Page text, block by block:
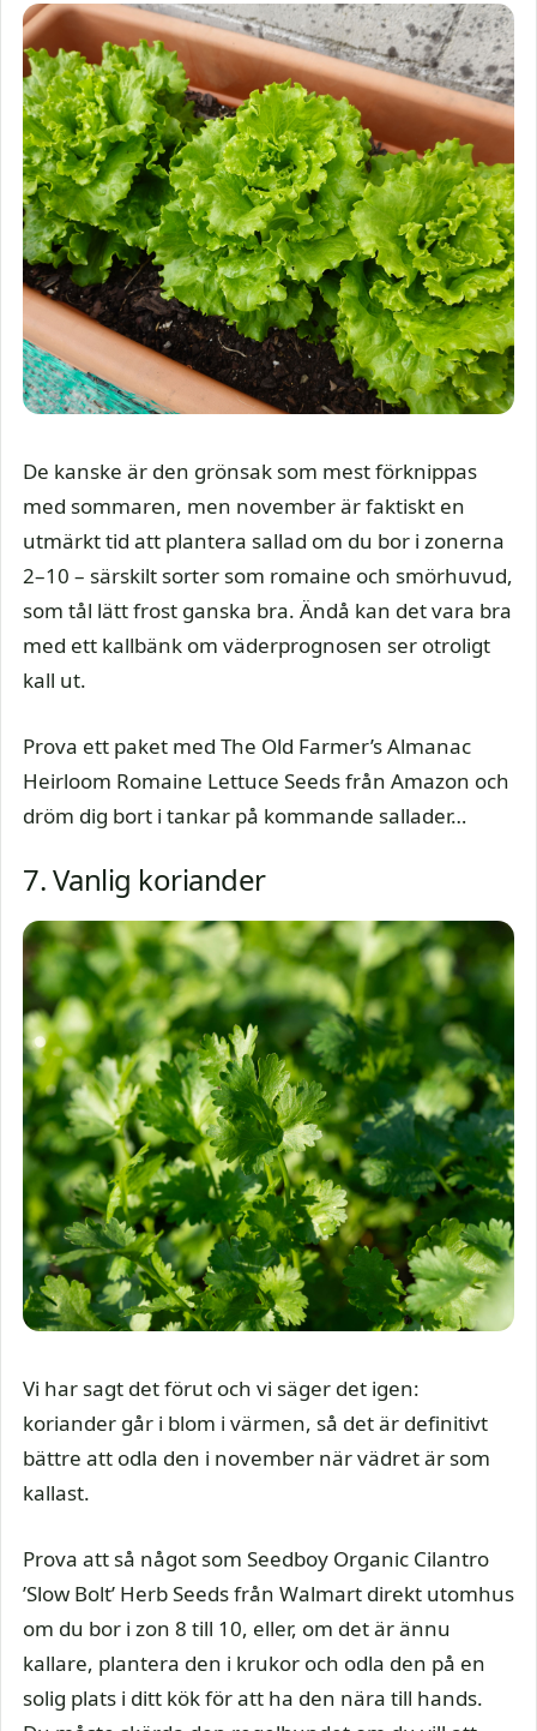
De kanske är den grönsak som mest förknippas
med sommaren, men november är faktiskt en
utmärkt tid att plantera sallad om du bor i zonerna
2–10 – särskilt sorter som romaine och smörhuvud,
som tål lätt frost ganska bra. Ändå kan det vara bra
med ett kallbänk om väderprognosen ser otroligt
kall ut.
Prova ett paket med The Old Farmer’s Almanac
Heirloom Romaine Lettuce Seeds från Amazon och
dröm dig bort i tankar på kommande sallader…
7. Vanlig koriander
Vi har sagt det förut och vi säger det igen:
koriander går i blom i värmen, så det är definitivt
bättre att odla den i november när vädret är som
kallast.
Prova att så något som Seedboy Organic Cilantro
’Slow Bolt’ Herb Seeds från Walmart direkt utomhus
om du bor i zon 8 till 10, eller, om det är ännu
kallare, plantera den i krukor och odla den på en
solig plats i ditt kök för att ha den nära till hands.